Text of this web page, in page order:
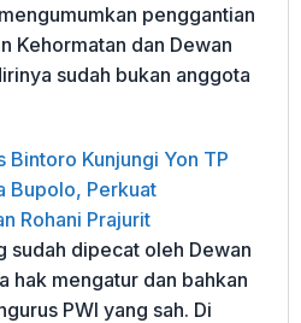
penggantian
Kehormatan dan Dewan
sudah bukan anggota
Bintoro Kunjungi Yon TP
Bupolo, Perkuat
Rohani Prajurit
sudah dipecat oleh Dewan
hak mengatur dan bahkan
PWI yang sah. Di